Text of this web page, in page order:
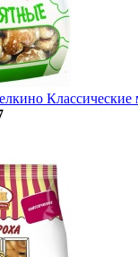
Классические